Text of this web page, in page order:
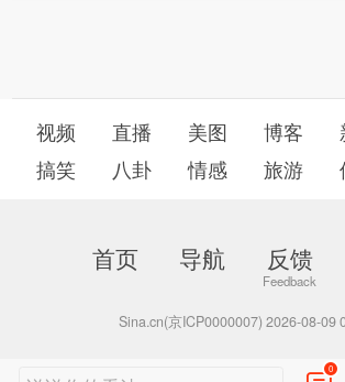
视频 直播 美图 博客
搞笑
八卦 情感 旅游
首页 导航 反馈
Sina.cn(京ICP0000007) 2026-08-09
0